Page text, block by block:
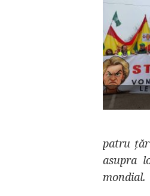
patru
asupra
mondial.